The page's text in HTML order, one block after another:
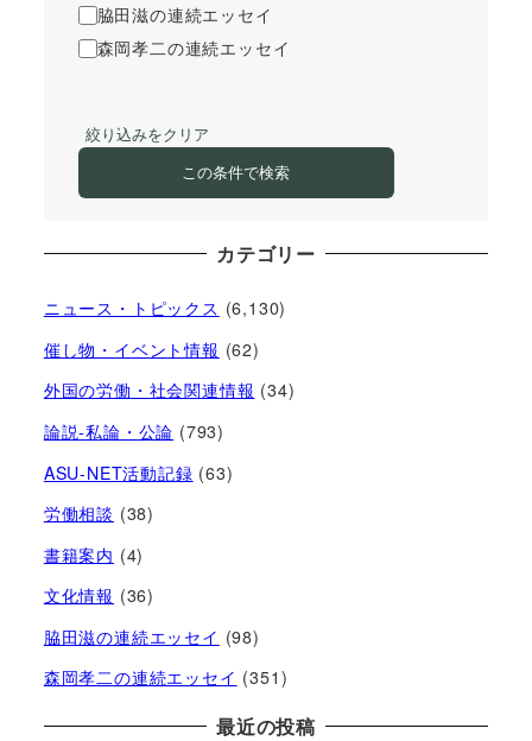
脇田滋の連続エッセイ
森岡孝二の連続エッセイ
絞り込みをクリア
この条件で検索
カテゴリー
ニュース・トピックス (6,130)
催し物・イベント情報 (62)
外国の労働・社会関連情報 (34)
論説-私論・公論 (793)
ASU-NET活動記録 (63)
労働相談 (38)
書籍案内 (4)
文化情報 (36)
脇田滋の連続エッセイ (98)
森岡孝二の連続エッセイ (351)
最近の投稿